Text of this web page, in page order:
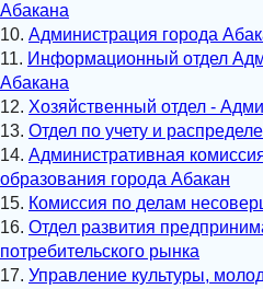
Абакана
10. Администрация города
11. Информационный отдел
Абакана
12. Хозяйственный отдел -
13. Отдел по учету и
14. Административная
образования города Абакан
15. Комиссия по делам
16. Отдел развития
потребительского рынка
17. Управление культуры,